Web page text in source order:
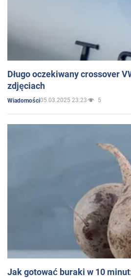
Długo oczekiwany crossover
zdjęciach
Wiadomości05.03.2025 23:23 5
Jak gotować buraki w 10